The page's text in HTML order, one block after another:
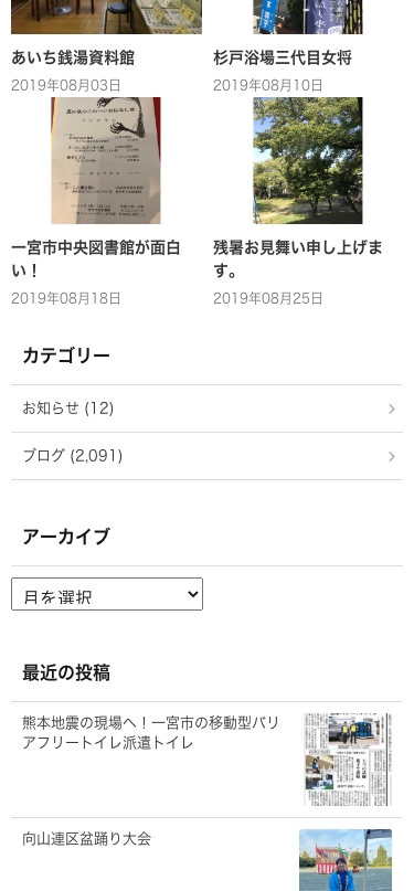
あいち銭湯資料館
2019年08月03日
杉戸浴場三代目女将
2019年08月10日
一宮市中央図書館が面白
い！
2019年08月18日
残暑お見舞い申し上げま
す。
2019年08月25日
カテゴリー
お知らせ (12)
ブログ (2,091)
アーカイブ
ー
ブ
最近の投稿
熊本地震の現場へ！一宮市の移動型バリ
アフリートイレ派遣トイレ
向山連区盆踊り大会